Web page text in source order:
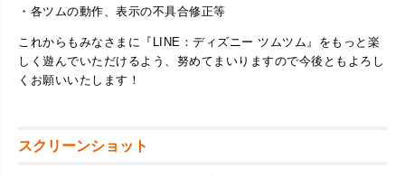
・各ツムの動作、表示の不具合修正等
​これからもみなさまに『LINE：ディズニー ツムツム』をもっと楽
しく遊んでいただけるよう、努めてまいりますので今後ともよろし
くお願いいたします！​
スクリーンショット